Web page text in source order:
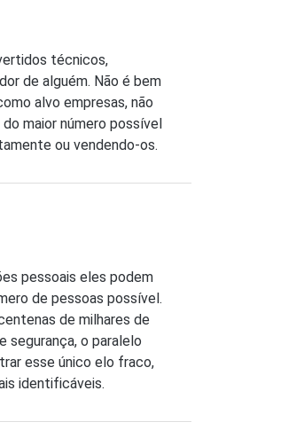
técnicos,
de alguém. Não é bem
alvo empresas, não
maior número possível
ou vendendo-os.
pessoais eles podem
de pessoas possível.
de milhares de
segurança, o paralelo
esse único elo fraco,
identificáveis.